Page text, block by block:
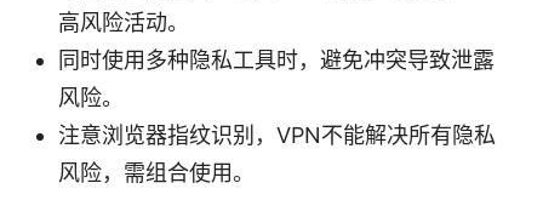
高风险活动。
同时使用多种隐私工具时，避免冲突导致泄露
风险。
注意浏览器指纹识别，VPN不能解决所有隐私
风险，需组合使用。